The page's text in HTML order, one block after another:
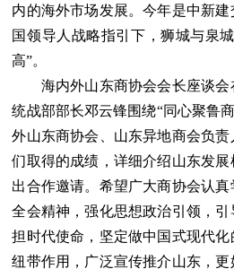
内的海外市场发展。今年是中新
国领导人战略指引下，狮城与泉
高”。
海内外山东商协会会长座谈会
统战部部长邓云锋围绕“同心聚鲁
外山东商协会、山东异地商会负
们取得的成绩，详细介绍山东发
出合作邀请。希望广大商协会认
全会精神，强化思想政治引领，
担时代使命，坚定做中国式现代
纽带作用，广泛宣传推介山东，